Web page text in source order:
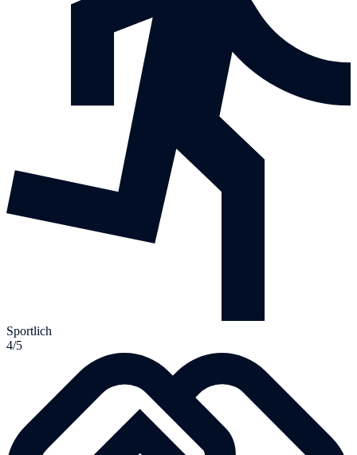
Sportlich
4/5